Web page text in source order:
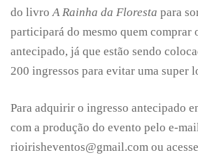
do livro A Rainha da Floresta para
participará do mesmo quem comprar
antecipado, já que estão sendo
200 ingressos para evitar uma super
Para adquirir o ingresso antecipado
com a produção do evento pelo e-
rioirisheventos@gmail.com ou